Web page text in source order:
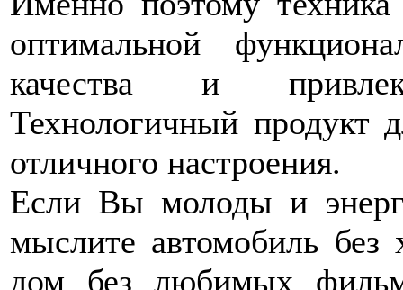
оптимальной
качества и
Технологичный продукт
отличного настроения.
Если Вы молоды и
мыслите автомобиль
дом без любимых